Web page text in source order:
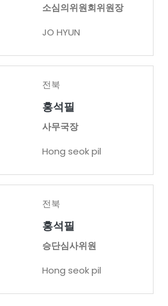
소심의위원회위원장
JO HYUN
전북
홍석필
사무국장
Hong seok pil
전북
홍석필
승단심사위원
Hong seok pil